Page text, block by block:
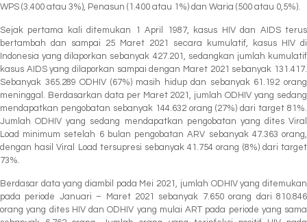
WPS (3.400 atau 3%), Penasun (1.400 atau 1%) dan Waria (500 atau 0,5%).
Sejak pertama kali ditemukan 1 April 1987, kasus HIV dan AIDS terus
bertambah dan sampai 25 Maret 2021 secara kumulatif, kasus HIV di
Indonesia yang dilaporkan sebanyak 427.201, sedangkan jumlah kumulatif
kasus AIDS yang dilaporkan sampai dengan Maret 2021 sebanyak 131.417.
Sebanyak 365.289 ODHIV (67%) masih hidup dan sebanyak 61.192 orang
meninggal. Berdasarkan data per Maret 2021, jumlah ODHIV yang sedang
mendapatkan pengobatan sebanyak 144.632 orang (27%) dari target 81%.
Jumlah ODHIV yang sedang mendapatkan pengobatan yang dites Viral
Load minimum setelah 6 bulan pengobatan ARV sebanyak 47.363 orang,
dengan hasil Viral Load tersupresi sebanyak 41.754 orang (8%) dari target
73%.
Berdasar data yang diambil pada Mei 2021, jumlah ODHIV yang ditemukan
pada periode Januari – Maret 2021 sebanyak 7.650 orang dari 810.846
orang yang dites HIV dan ODHIV yang mulai ART pada periode yang sama